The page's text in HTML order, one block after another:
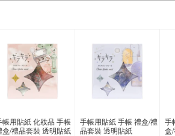
列# 新產品# #鋁箔貼紙# #亮片系列# 新產品#
帳用貼紙 化妝品 手帳
盒/禮品套裝 透明貼紙
手帳用貼紙 手帳 禮盒/禮
品套裝 透明貼紙
手
盒